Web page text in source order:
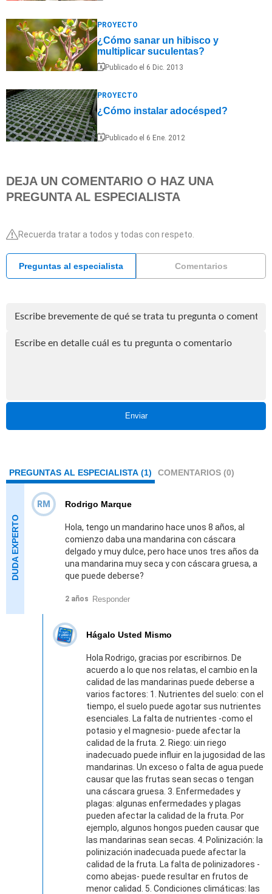
PROYECTO
¿Cómo sanar un hibisco y
multiplicar suculentas?
Publicado el 6 Dic. 2013
PROYECTO
¿Cómo instalar adocésped?
Publicado el 6 Ene. 2012
DEJA UN COMENTARIO O HAZ UNA
PREGUNTA AL ESPECIALISTA
Recuerda tratar a todos y todas con respeto.
Preguntas al especialista Comentarios
Enviar
PREGUNTAS AL ESPECIALISTA (1) COMENTARIOS (0)
RM Rodrigo Marque
Hola, tengo un mandarino hace unos 8 años, al
comienzo daba una mandarina con cáscara
delgado y muy dulce, pero hace unos tres años da
una mandarina muy seca y con cáscara gruesa, a
que puede deberse?
2 años Responder
Hágalo Usted Mismo
Hola Rodrigo, gracias por escribirnos. De
acuerdo a lo que nos relatas, el cambio en la
calidad de las mandarinas puede deberse a
varios factores: 1. Nutrientes del suelo: con el
tiempo, el suelo puede agotar sus nutrientes
esenciales. La falta de nutrientes -como el
potasio y el magnesio- puede afectar la
calidad de la fruta. 2. Riego: uin riego
inadecuado puede influir en la jugosidad de las
mandarinas. Un exceso o falta de agua puede
causar que las frutas sean secas o tengan
una cáscara gruesa. 3. Enfermedades y
plagas: algunas enfermedades y plagas
pueden afectar la calidad de la fruta. Por
ejemplo, algunos hongos pueden causar que
las mandarinas sean secas. 4. Polinización: la
polinización inadecuada puede afectar la
calidad de la fruta. La falta de polinizadores -
como abejas- puede resultar en frutos de
menor calidad. 5. Condiciones climáticas: las